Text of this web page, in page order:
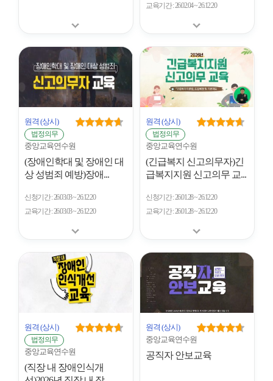
교육기간 26.02.04 ~ 26.12.20
원격 (상시)
법정의무
중앙교육연수원
(장애인학대 및 장애인 대
상 성범죄 예방)장애...
신청기간 26.03.03 ~ 26.12.20
교육기간 26.03.03 ~ 26.12.20
원격 (상시)
법정의무
중앙교육연수원
(긴급복지 신고의무자)긴
급복지지원 신고의무 교...
신청기간 26.01.28 ~ 26.12.20
교육기간 26.01.28 ~ 26.12.20
원격 (상시)
법정의무
중앙교육연수원
(직장 내 장애인식개
원격 (상시)
중앙교육연수원
공직자 안보교육